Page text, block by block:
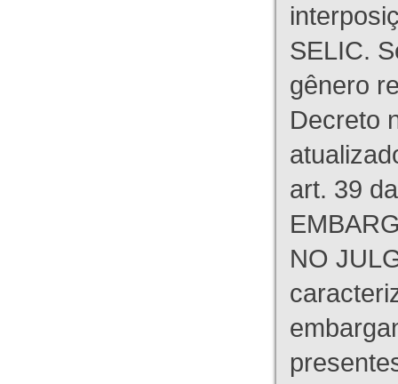
SELIC.
gênero
Decreto
art. 39
NO